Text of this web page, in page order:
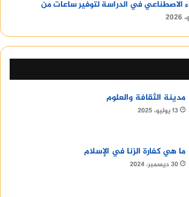
الاصطناعي في الدراسة لتوفير ساعات من
مدينة الثقافة والعلوم
13 يوليو، 2025
ما هي كفارة الزنا في الإسلام
30 ديسمبر، 2024